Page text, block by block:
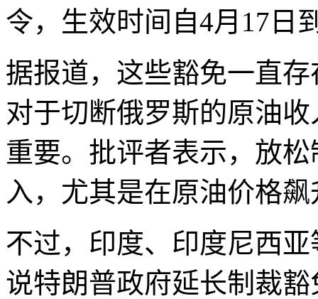
令，生效时间自4月17日
据报道，这些豁免一直
对于切断俄罗斯的原油
重要。批评者表示，放
入，尤其是在原油价格
不过，印度、印度尼西
说特朗普政府延长制裁